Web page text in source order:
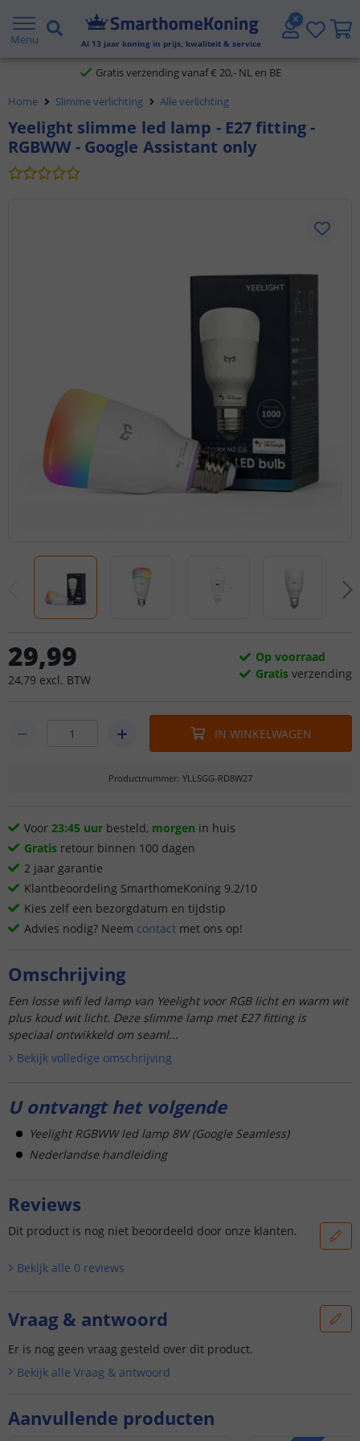
Menu Al 13 jaar koning in prijs, kwaliteit & service
2 jaar garantie
Gratis verzending vanaf € 20,- NL en BE
Klantbeoordeling 9.1
Voor 23:45 uur besteld,morgen in huis
Home Slimme verlichting Alle verlichting
Yeelight slimme led lamp - E27 fitting -
RGBWW - Google Assistant only
29,99
24,79 excl. BTW
Op voorraad
Gratis verzending
IN WINKELWAGEN
Productnummer: YLLSGG-RD8W27
Voor 23:45 uur besteld, morgen in huis
Gratis retour binnen 100 dagen
2 jaar garantie
Klantbeoordeling SmarthomeKoning 9.2/10
Kies zelf een bezorgdatum en tijdstip
Advies nodig? Neem contact met ons op!
Omschrijving
Een losse wifi led lamp van Yeelight voor RGB licht en warm wit
plus koud wit licht. Deze slimme lamp met E27 fitting is
speciaal ontwikkeld om seaml...
Bekijk volledige omschrijving
U ontvangt het volgende
Yeelight RGBWW led lamp 8W (Google Seamless)
Nederlandse handleiding
Aanvullende producten
Reviews
Dit product is nog niet beoordeeld door onze klanten.
Bekijk alle 0 reviews
Vraag & antwoord
Er is nog geen vraag gesteld over dit product.
Bekijk alle Vraag & antwoord